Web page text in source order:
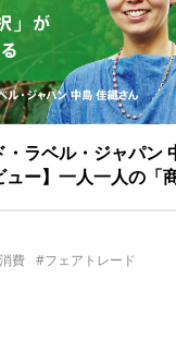
・ラベル・ジャパン
ュー】一人一人の「
費 #フェアトレード